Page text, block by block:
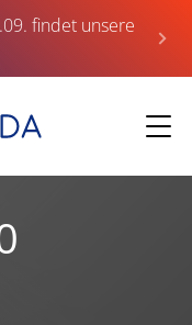
findet unsere